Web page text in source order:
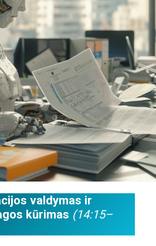
valdymas ir
kūrimas (14:15–